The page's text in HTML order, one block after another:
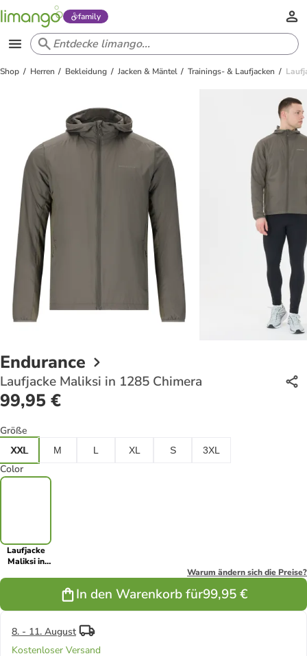
family
Shop Herren Bekleidung Jacken & Mäntel Trainings- & Laufjacken
Endurance
Laufjacke Maliksi in 1285 Chimera
99,95 €
Größe
XXL M L XL S 3XL
Color
Laufjacke
Maliksi in
Warum ändern sich die Preise?
In den Warenkorb für99,95 €
8. - 11. August
Kostenloser Versand